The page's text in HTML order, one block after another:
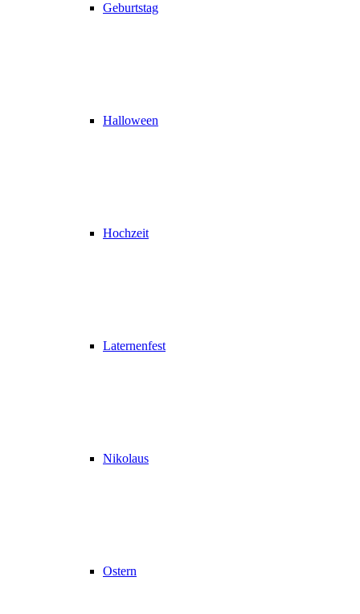
Geburtstag
Halloween
Hochzeit
Laternenfest
Nikolaus
Ostern